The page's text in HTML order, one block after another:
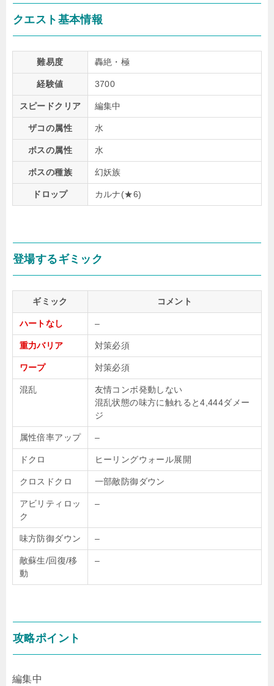
クエスト基本情報
難易度 轟絶・極
経験値 3700
スピードクリア 編集中
ザコの属性 水
ボスの属性 水
ボスの種族 幻妖族
ドロップ カルナ(★6)
登場するギミック
ギミック コメント
ハートなし –
重力バリア 対策必須
ワープ 対策必須
混乱
友情コンボ発動しない
混乱状態の味方に触れると4,444ダメー
ジ
属性倍率アップ –
ドクロ ヒーリングウォール展開
クロスドクロ 一部敵防御ダウン
アビリティロッ
ク
–
味方防御ダウン –
敵蘇生/回復/移
動
–
攻略ポイント
編集中